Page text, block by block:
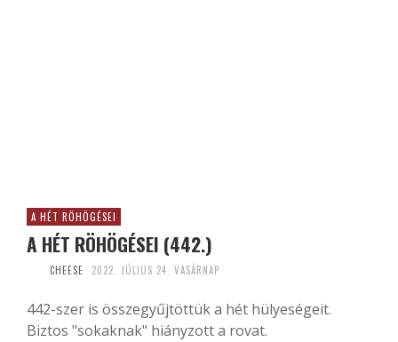
A HÉT RÖHÖGÉSEI
A HÉT RÖHÖGÉSEI (442.)
CHEESE 2022. JÚLIUS 24. VASÁRNAP
442-szer is összegyűjtöttük a hét hülyeségeit.
Biztos "sokaknak" hiányzott a rovat.